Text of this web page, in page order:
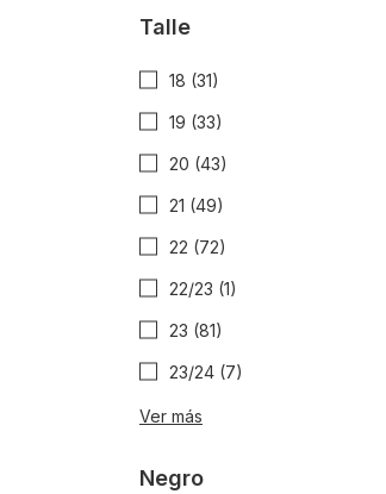
Talle
18 (31)
19 (33)
20 (43)
21 (49)
22 (72)
22/23 (1)
23 (81)
23/24 (7)
Ver más
Negro